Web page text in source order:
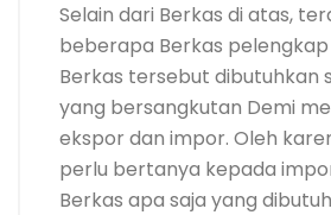
Selain dari Berkas di atas,
beberapa Berkas
Berkas tersebut dibutuhkan
yang bersangkutan Demi
ekspor dan impor. Oleh
perlu bertanya kepada
Berkas apa saja yang